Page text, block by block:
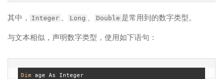
其中， Integer 、 Long 、 Double 是常用到的数字类型。
与文本相似，声明数字类型，使用如下语句：
Dim age As Integer